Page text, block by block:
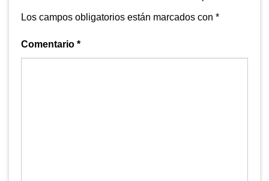
Los campos obligatorios están marcados con *
Comentario *